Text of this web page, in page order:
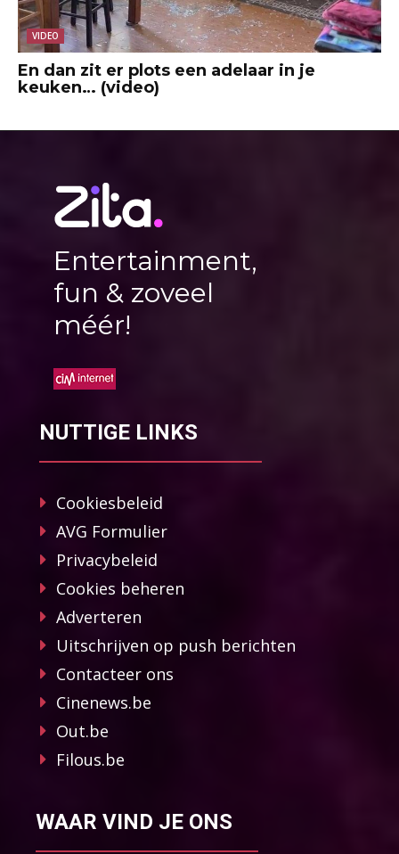
VIDEO
En dan zit er plots een adelaar in je
keuken… (video)
Entertainment,
fun & zoveel
méér!
NUTTIGE LINKS
Cookiesbeleid
AVG Formulier
Privacybeleid
Cookies beheren
Adverteren
Uitschrijven op push berichten
Contacteer ons
Cinenews.be
Out.be
Filous.be
WAAR VIND JE ONS